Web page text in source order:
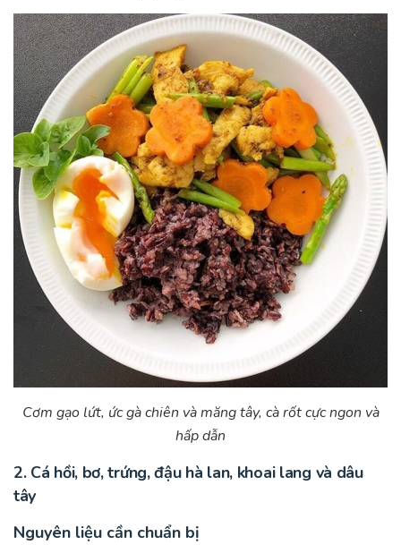
Cơm gạo lứt, ức gà chiên và măng tây, cà rốt cực ngon và
hấp dẫn
2. Cá hồi, bơ, trứng, đậu hà lan, khoai lang và dâu
tây
Nguyên liệu cần chuẩn bị